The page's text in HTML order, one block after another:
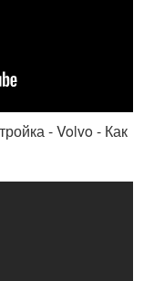
- Volvo - Как